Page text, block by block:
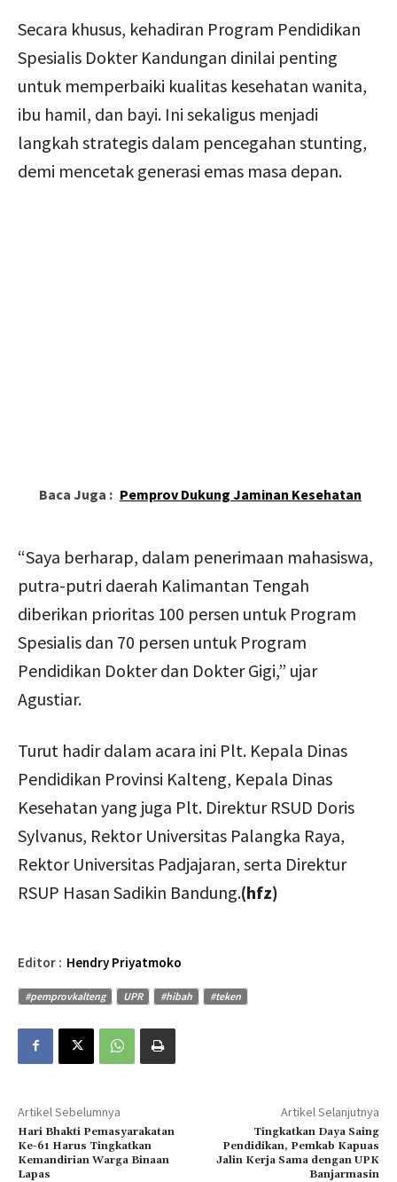
Secara khusus, kehadiran Program Pendidikan
Spesialis Dokter Kandungan dinilai penting
untuk memperbaiki kualitas kesehatan wanita,
ibu hamil, dan bayi. Ini sekaligus menjadi
langkah strategis dalam pencegahan stunting,
demi mencetak generasi emas masa depan.
Baca Juga : Pemprov Dukung Jaminan Kesehatan
“Saya berharap, dalam penerimaan mahasiswa,
putra-putri daerah Kalimantan Tengah
diberikan prioritas 100 persen untuk Program
Spesialis dan 70 persen untuk Program
Pendidikan Dokter dan Dokter Gigi,” ujar
Agustiar.
Turut hadir dalam acara ini Plt. Kepala Dinas
Pendidikan Provinsi Kalteng, Kepala Dinas
Kesehatan yang juga Plt. Direktur RSUD Doris
Sylvanus, Rektor Universitas Palangka Raya,
Rektor Universitas Padjajaran, serta Direktur
RSUP Hasan Sadikin Bandung.(hfz)
Editor : Hendry Priyatmoko
#pemprovkalteng UPR #hibah #teken
Artikel Sebelumnya
Hari Bhakti Pemasyarakatan
Ke-61 Harus Tingkatkan
Kemandirian Warga Binaan
Lapas
Artikel Selanjutnya
Tingkatkan Daya Saing
Pendidikan, Pemkab Kapuas
Jalin Kerja Sama dengan UPK
Banjarmasin